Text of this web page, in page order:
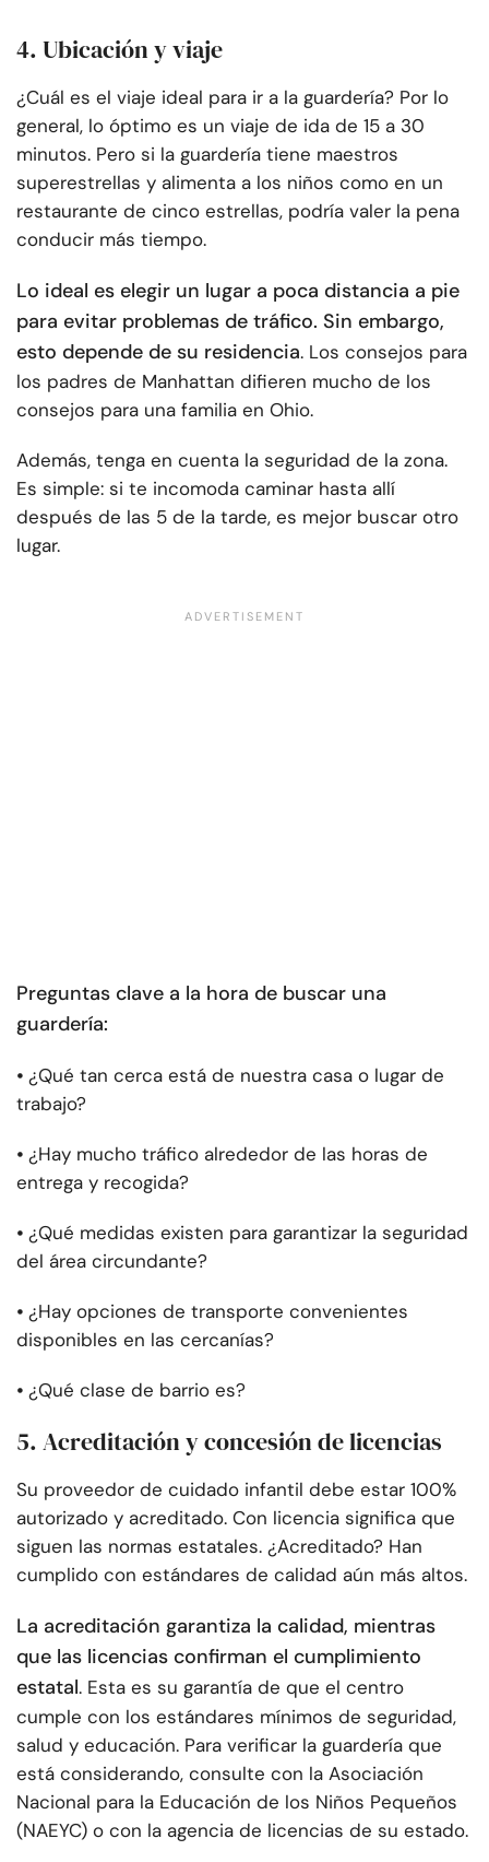
4. Ubicación y viaje
¿Cuál es el viaje ideal para ir a la guardería? Por lo
general, lo óptimo es un viaje de ida de 15 a 30
minutos. Pero si la guardería tiene maestros
superestrellas y alimenta a los niños como en un
restaurante de cinco estrellas, podría valer la pena
conducir más tiempo.
Lo ideal es elegir un lugar a poca distancia a pie
para evitar problemas de tráfico. Sin embargo,
esto depende de su residencia. Los consejos para
los padres de Manhattan difieren mucho de los
consejos para una familia en Ohio.
Además, tenga en cuenta la seguridad de la zona.
Es simple: si te incomoda caminar hasta allí
después de las 5 de la tarde, es mejor buscar otro
lugar.
Preguntas clave a la hora de buscar una
guardería:
⦁ ¿Qué tan cerca está de nuestra casa o lugar de
trabajo?
⦁ ¿Hay mucho tráfico alrededor de las horas de
entrega y recogida?
⦁ ¿Qué medidas existen para garantizar la seguridad
del área circundante?
⦁ ¿Hay opciones de transporte convenientes
disponibles en las cercanías?
⦁ ¿Qué clase de barrio es?
5. Acreditación y concesión de licencias
Su proveedor de cuidado infantil debe estar 100%
autorizado y acreditado. Con licencia significa que
siguen las normas estatales. ¿Acreditado? Han
cumplido con estándares de calidad aún más altos.
La acreditación garantiza la calidad, mientras
que las licencias confirman el cumplimiento
estatal. Esta es su garantía de que el centro
cumple con los estándares mínimos de seguridad,
salud y educación. Para verificar la guardería que
está considerando, consulte con la Asociación
Nacional para la Educación de los Niños Pequeños
(NAEYC) o con la agencia de licencias de su estado.